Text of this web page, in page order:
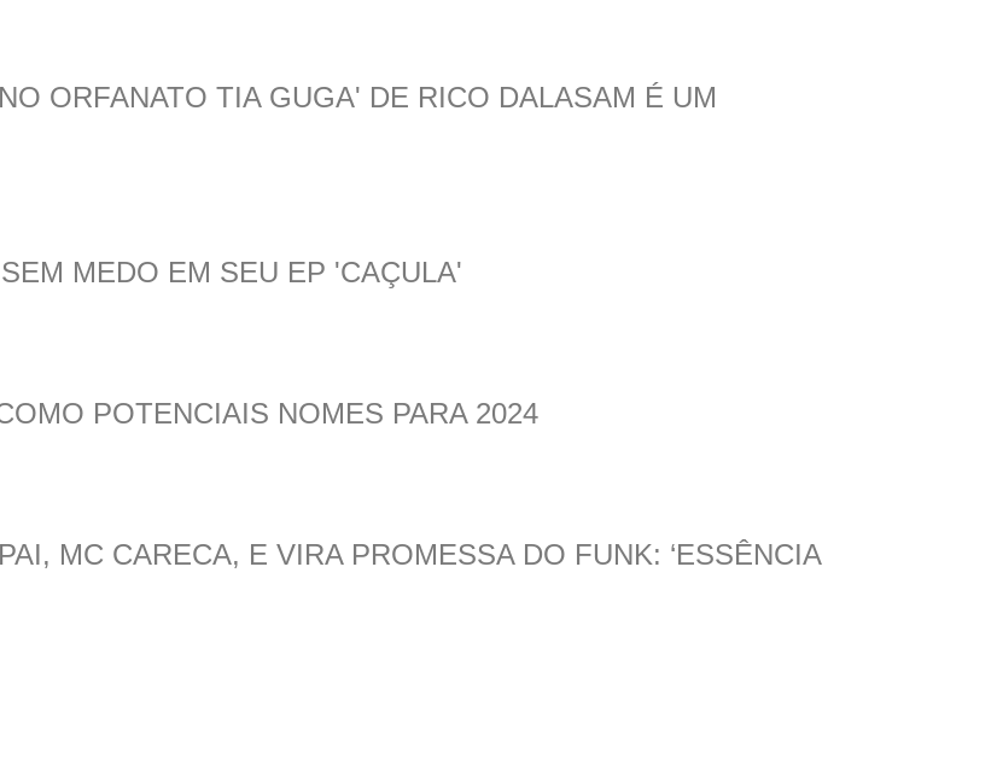
ORFANATO TIA GUGA' DE RICO DALASAM É UM
MEDO EM SEU EP 'CAÇULA'
POTENCIAIS NOMES PARA 2024
MC CARECA, E VIRA PROMESSA DO FUNK: ‘ESSÊNCIA